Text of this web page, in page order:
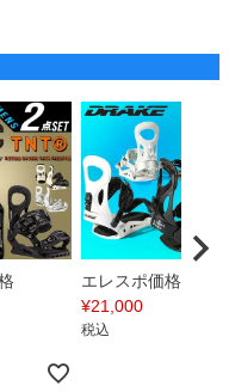
エレスポ価格
¥21,000
税込